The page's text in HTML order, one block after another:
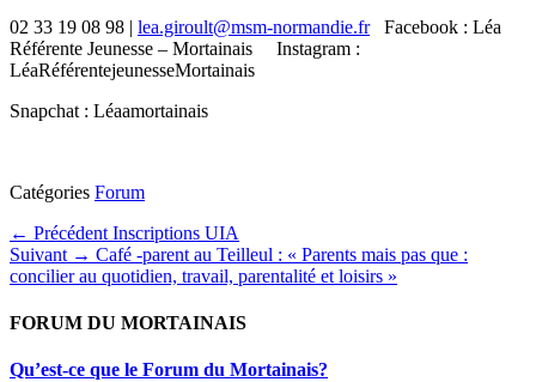
02 33 19 08 98 | lea.giroult@msm-normandie.frFacebook : Léa
Référente Jeunesse – Mortainais Instagram :
LéaRéférentejeunesseMortainais
Snapchat : Léaamortainais
Catégories Forum
Navigation
de
← Précédent Article
précédent :
Inscriptions UIA
Suivant → Article
suivant :
Café -parent au Teilleul : « Parents mais pas que :
concilier au quotidien, travail, parentalité et loisirs »
FORUM DU MORTAINAIS
Qu’est-ce que le Forum du Mortainais?